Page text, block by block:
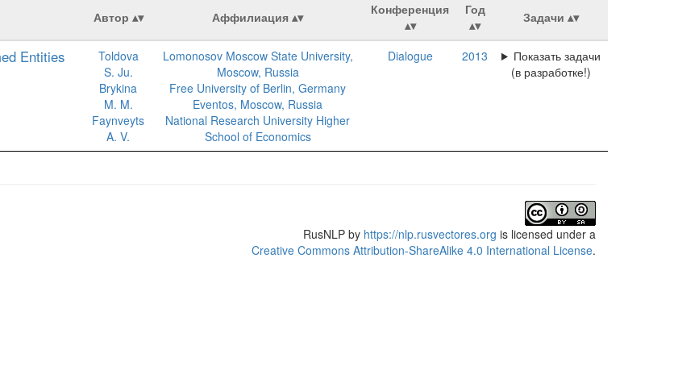
Автор Аффилиация Конференция Год Задачи
Entities
Toldova
S. Ju.
Brykina
M. M.
Faynveyts
A. V.
Lomonosov Moscow State University,
Moscow, Russia
Free University of Berlin, Germany
Eventos, Moscow, Russia
National Research University Higher
School of Economics
Dialogue 2013
Показать задачи
(в разработке!)
RusNLP by https://nlp.rusvectores.org is licensed under a
Creative Commons Attribution-ShareAlike 4.0 International License.